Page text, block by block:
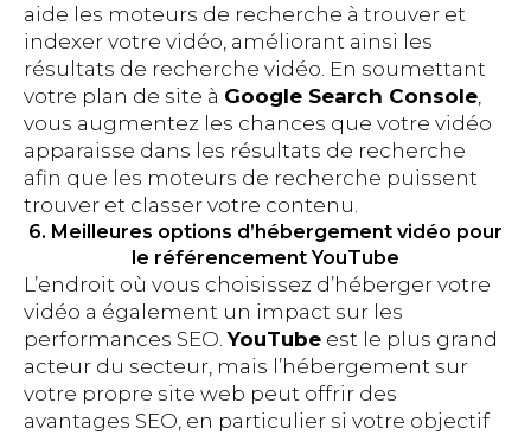
aide les moteurs de recherche à trouver et
indexer votre vidéo, améliorant ainsi les
résultats de recherche vidéo. En soumettant
votre plan de site à Google Search Console,
vous augmentez les chances que votre vidéo
apparaisse dans les résultats de recherche
afin que les moteurs de recherche puissent
trouver et classer votre contenu.
6. Meilleures options d’hébergement vidéo pour
le référencement YouTube
L’endroit où vous choisissez d’héberger votre
vidéo a également un impact sur les
performances SEO.YouTube est le plus grand
acteur du secteur, mais l’hébergement sur
votre propre site web peut offrir des
avantages SEO, en particulier si votre objectif